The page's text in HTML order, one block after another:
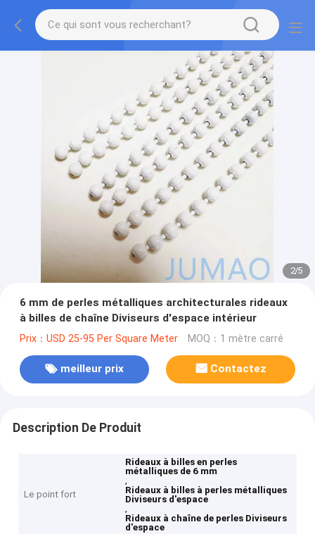
2/5
6 mm de perles métalliques architecturales rideaux
à billes de chaîne Diviseurs d'espace intérieur
Prix：USD 25-95 Per Square Meter MOQ：1 mètre carré
meilleur prix Contactez
Description De Produit
Le point fort
Rideaux à billes en perles
métalliques de 6 mm
,
Rideaux à billes à perles métalliques
Diviseurs d'espace
,
Rideaux à chaîne de perles Diviseurs
d'espace